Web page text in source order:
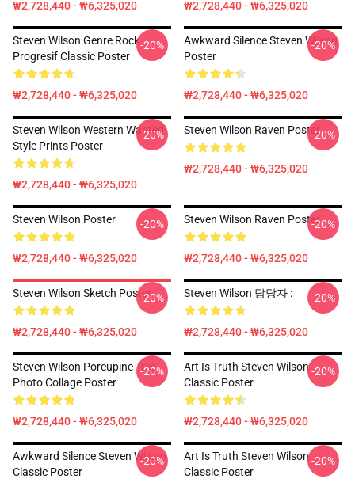
₩2,728,440 - ₩6,325,020 ₩2,728,440 - ₩6,325,020
Steven Wilson Genre Rock
Progresif Classic Poster
₩2,728,440 - ₩6,325,020
-20%
Awkward Silence Steven Wilson
Poster
₩2,728,440 - ₩6,325,020
-20%
Steven Wilson Western Wanted
Style Prints Poster
₩2,728,440 - ₩6,325,020
-20% Steven Wilson Raven Poster
₩2,728,440 - ₩6,325,020
-20%
Steven Wilson Poster
₩2,728,440 - ₩6,325,020
-20% Steven Wilson Raven Poster
₩2,728,440 - ₩6,325,020
-20%
Steven Wilson Sketch Poster
₩2,728,440 - ₩6,325,020
-20% Steven Wilson 담당자 :
₩2,728,440 - ₩6,325,020
-20%
Steven Wilson Porcupine Tree
Photo Collage Poster
₩2,728,440 - ₩6,325,020
-20%
Art Is Truth Steven Wilson
Classic Poster
₩2,728,440 - ₩6,325,020
-20%
Awkward Silence Steven Wilson
Classic Poster
-20%
Art Is Truth Steven Wilson
Classic Poster
-20%